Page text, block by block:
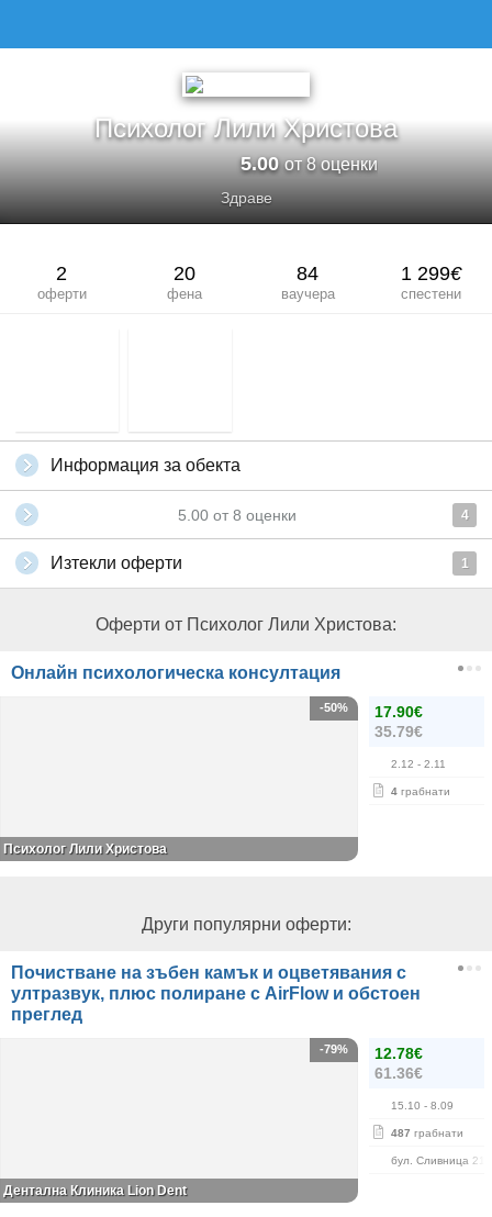
Психолог Лили Христова
5.00от 8 оценки
Здраве
2
оферти
20
фена
84
ваучера
1 299€
спестени
Информация за обекта
5.00 от 8 оценки 4
Изтекли оферти 1
Оферти от Психолог Лили Христова:
Онлайн психологическа консултация
17.90€
35.79€
2.12 - 2.11
4 грабнати
-50%
Психолог Лили Христова
Други популярни оферти:
Почистване на зъбен камък и оцветявания с
ултразвук, плюс полиране с AirFlow и обстоен
преглед
12.78€
61.36€
15.10 - 8.09
487 грабнати
бул. Сливница 215
-79%
Дентална Клиника Lion Dent